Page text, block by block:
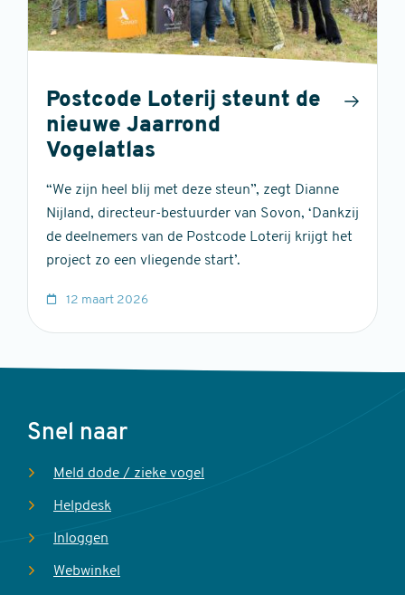
Postcode Loterij steunt de
nieuwe Jaarrond
Vogelatlas
“We zijn heel blij met deze steun”, zegt Dianne
Nijland, directeur-bestuurder van Sovon, ‘Dankzij
de deelnemers van de Postcode Loterij krijgt het
project zo een vliegende start’.
12 maart 2026
Voet
Snel naar
Meld dode / zieke vogel
Helpdesk
Inloggen
Webwinkel